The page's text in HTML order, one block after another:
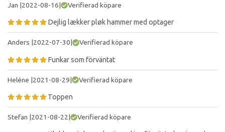
Jan |2022-08-16| Verifierad köpare
Dejlig lækker pløk hammer med optager
Anders |2022-07-30| Verifierad köpare
Funkar som förväntat
Heléne |2021-08-29| Verifierad köpare
Toppen
Stefan |2021-08-22 | Verifierad köpare